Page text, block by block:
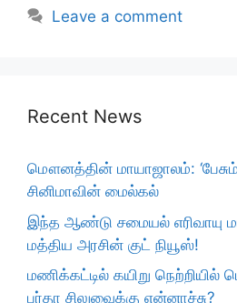
Leave a comment
Recent News
மௌனத்தின் மாயாஜாலம்: ‘பேசும்
சினிமாவின் மைல்கல்
இந்த ஆண்டு சமையல் எரிவாயு
மத்திய அரசின் குட் நியூஸ்!
மணிக்கட்டில் கயிறு நெற்றியில்
பர்தா சிலுவைக்கு என்னாச்சு?